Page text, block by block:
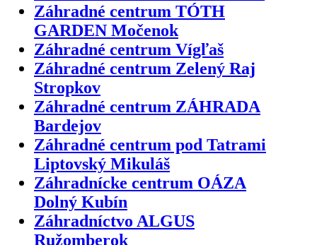
Záhradné centrum TÓTH
GARDEN Močenok
Záhradné centrum Vígľaš
Záhradné centrum Zelený Raj
Stropkov
Záhradné centrum ZÁHRADA
Bardejov
Záhradné centrum pod Tatrami
Liptovský Mikuláš
Záhradnícke centrum OÁZA
Dolný Kubín
Záhradníctvo ALGUS
Ružomberok